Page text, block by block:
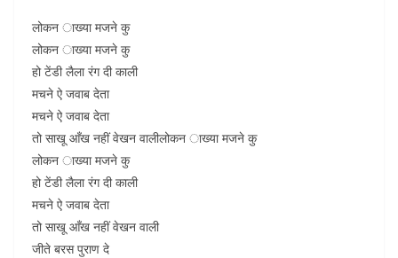
लोकन ाख्या मजने कु
लोकन ाख्या मजने कु
हो टेंडी लैला रंग दी काली
मचने ऐ जवाब देता
मचने ऐ जवाब देता
तो साखू आँख नहीं वेखन वालीलोकन ाख्या मजने कु
लोकन ाख्या मजने कु
हो टेंडी लैला रंग दी काली
मचने ऐ जवाब देता
तो साखू आँख नहीं वेखन वाली
जीते बरस पुराण दे